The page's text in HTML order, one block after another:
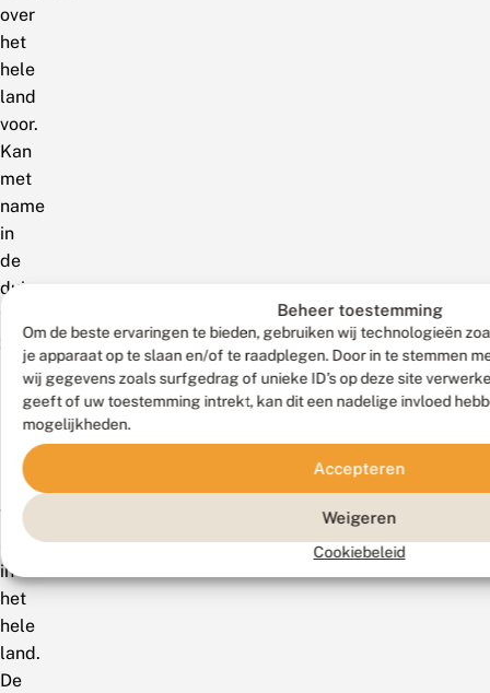
Beheer toestemming
Om de beste ervaringen te bieden, gebruiken wij technologieën
je apparaat op te slaan en/of te raadplegen. Door in te stemmen
wij gegevens zoals surfgedrag of unieke ID's op deze site
geeft of uw toestemming intrekt, kan dit een nadelige invloed
mogelijkheden.
Accepteren
Weigeren
Cookiebeleid
over
het
hele
land
voor.
Kan
met
name
in
de
duinen
talrijk
zijn.
RL:
niet
bedreigd.
België
Vrij
algemeen
in
het
hele
land.
De